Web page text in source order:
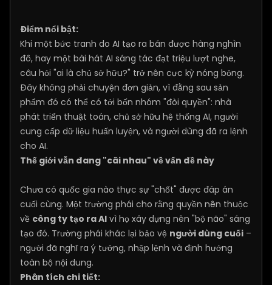
Điểm nổi bật:
Khi một bức tranh do AI tạo ra bán được hàng nghìn
đô, hay một bài hát AI sáng tác đạt triệu lượt nghe,
câu hỏi "ai là chủ sở hữu?" trở nên cực kỳ nóng bỏng.
Đây không phải chuyện đơn giản, vì đằng sau sản
phẩm đó có thể có tới bốn nhóm "đòi quyền": nhà
phát triển thuật toán, chủ sở hữu hệ thống AI, người
cung cấp dữ liệu huấn luyện, và người dùng đã ra lệnh
cho AI.
Thế giới vẫn đang "cãi nhau" về vấn đề này
Chưa có quốc gia nào thực sự "chốt" được đáp án
cuối cùng. Một trường phái cho rằng quyền nên thuộc
về công ty tạo ra AI vì họ xây dựng nên "bộ não" sáng
tạo đó. Trường phái khác lại bảo vệ người dùng cuối –
người đã nghĩ ra ý tưởng, nhập lệnh và định hướng
toàn bộ nội dung.
Phân tích chi tiết: